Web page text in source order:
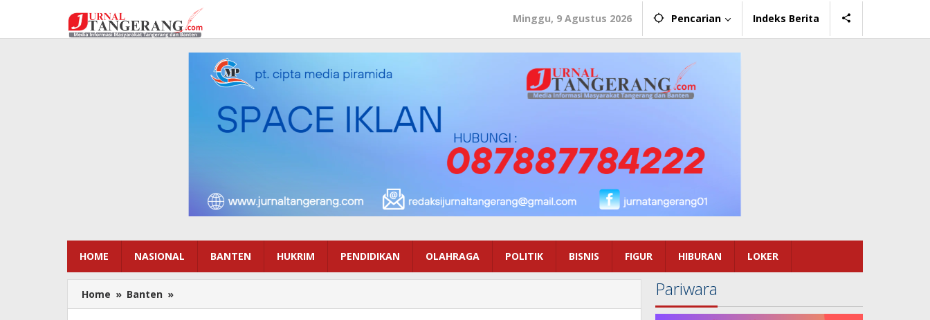
konten
Minggu, 9 Agustus 2026 Pencarian Indeks Berita
HOME NASIONAL BANTEN HUKRIM PENDIDIKAN OLAHRAGA POLITIK BISNIS FIGUR HIBURAN LOKER
Home » Banten »
Pergudangan
Pariwara